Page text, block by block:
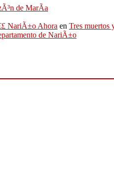
de MarÃ­a
NariÃ±o Ahora en Tres muertos
de NariÃ±o